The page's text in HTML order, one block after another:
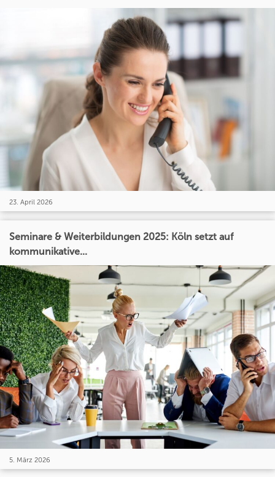
23. April 2026
Seminare & Weiterbildungen 2025: Köln setzt auf
kommunikative...
5. März 2026